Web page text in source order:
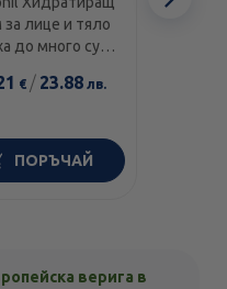
за лице и тяло
до много суха
100г
€ / 23.88лв.
ПОРЪЧАЙ
верига в